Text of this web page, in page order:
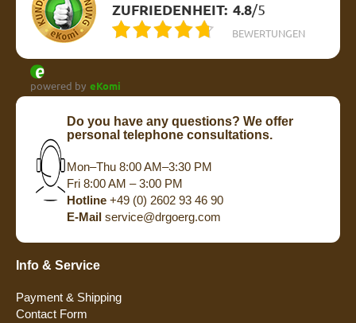
ZUFRIEDENHEIT: 4.8/5
BEWERTUNGEN
powered by eKomi
Do you have any questions? We offer
personal telephone consultations.
Mon–Thu 8:00 AM–3:30 PM
Fri 8:00 AM – 3:00 PM
Hotline +49 (0) 2602 93 46 90
E-Mail service@drgoerg.com
Info & Service
Payment & Shipping
Contact Form